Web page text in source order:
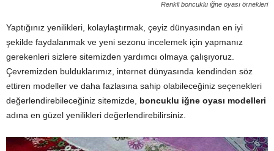
Renkli boncuklu iğne oyası örnekleri
Yaptığınız yenilikleri, kolaylaştırmak, çeyiz dünyasından en iyi
şekilde faydalanmak ve yeni sezonu incelemek için yapmanız
gerekenleri sizlere sitemizden yardımcı olmaya çalışıyoruz.
Çevremizden bulduklarımız, internet dünyasında kendinden söz
ettiren modeller ve daha fazlasına sahip olabileceğiniz seçenekleri
değerlendirebileceğiniz sitemizde, boncuklu iğne oyası modelleri
adına en güzel yenilikleri değerlendirebilirsiniz.